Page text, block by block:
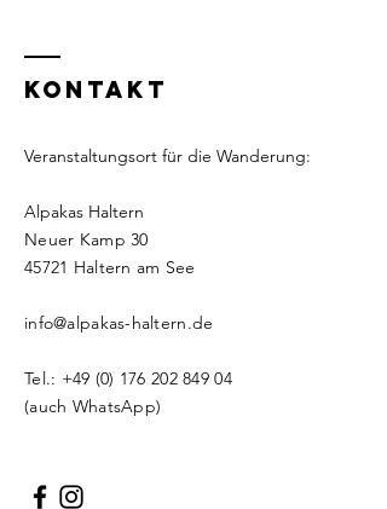
KONTAKT
Veranstaltungsort für die Wanderung:
Alpakas Haltern
Neuer Kamp 30
​​45721 Haltern am See
info@alpakas-haltern.de
Tel.: +49 (0) 176 202 849 04
(auch WhatsApp)